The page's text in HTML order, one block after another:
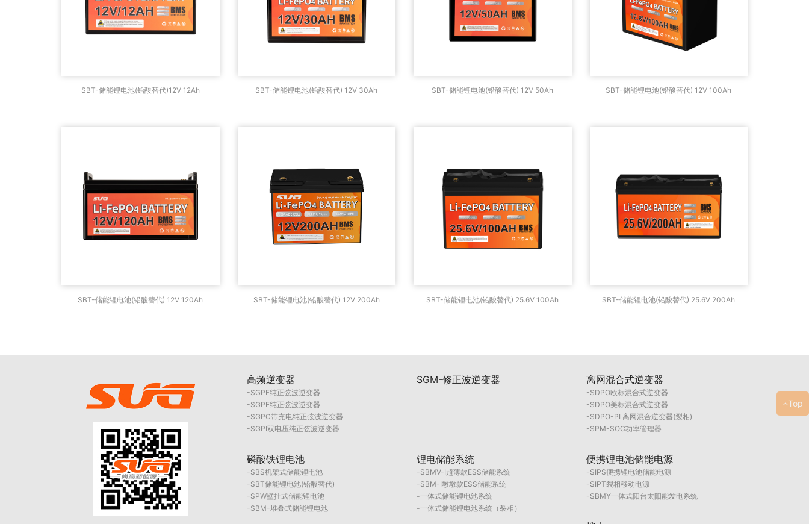
12Ah
SBT-储能锂电池(铅酸替代)12V 12Ah
30Ah
SBT-储能锂电池(铅酸替代) 12V 30Ah
50Ah
SBT-储能锂电池(铅酸替代) 12V 50Ah
100Ah
SBT-储能锂电池(铅酸替代) 12V 100Ah
120Ah
SBT-储能锂电池(铅酸替代) 12V 120Ah
200Ah
SBT-储能锂电池(铅酸替代) 12V 200Ah
100Ah
SBT-储能锂电池(铅酸替代) 25.6V 100Ah
200Ah
SBT-储能锂电池(铅酸替代) 25.6V 200Ah
Top
高频逆变器
SGPF纯正弦波逆变器
SGPE纯正弦波逆变器
SGPC带充电纯正弦波逆变器
SGPI双电压纯正弦波逆变器
SGM-修正波逆变器 离网混合式逆变器
SDPO欧标混合式逆变器
SDPO美标混合式逆变器
SDPO-PI 离网混合逆变器(裂相)
SPM-SOC功率管理器
磷酸铁锂电池
SBS机架式储能锂电池
SBT储能锂电池(铅酸替代)
SPW壁挂式储能锂电池
SBM-堆叠式储能锂电池
锂电储能系统
SBMV-I超薄款ESS储能系统
SBM-I墩墩款ESS储能系统
一体式储能锂电池系统
一体式储能锂电池系统（裂相）
便携锂电池储能电源
SIPS便携锂电池储能电源
SIPT裂相移动电源
SBMY一体式阳台太阳能发电系统